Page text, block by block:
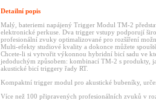
Detailní popis
Malý, bateriemi napájený Trigger Modul TM-2
elektronické perkuse. Dva trigger vstupy podporují
profesionální zvuky optimalizované pro rozšíření
Multi-efekty studiové kvality a dokonce můžete
Chcete-li si vytvořit výkonnou hybridní bicí sadu ve
jedoduchým způsobem: kombinací TM-2 s produkty,
akustické bicí triggery řady RT.
Kompaktní trigger modul pro akustické bubeníky,
Více než 100 připravených profesionálních zvuků v